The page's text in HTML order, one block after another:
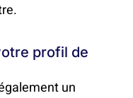
profil de
un